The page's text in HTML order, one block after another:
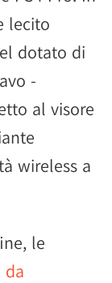
lecito
dotato di
-
al visore
wireless a
le
da